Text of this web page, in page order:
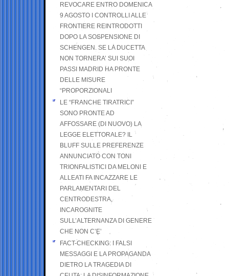
REVOCARE ENTRO DOMENICA
9 AGOSTO I CONTROLLI ALLE
FRONTIERE REINTRODOTTI
DOPO LA SOSPENSIONE DI
SCHENGEN. SE LA DUCETTA
NON TORNERA’ SUI SUOI
PASSI MADRID HA PRONTE
DELLE MISURE
“PROPORZIONALI
LE “FRANCHE TIRATRICI”
SONO PRONTE AD
AFFOSSARE (DI NUOVO) LA
LEGGE ELETTORALE? IL
BLUFF SULLE PREFERENZE
ANNUNCIATO CON TONI
TRIONFALISTICI DA MELONI E
ALLEATI FA INCAZZARE LE
PARLAMENTARI DEL
CENTRODESTRA,
INCAROGNITE
SULL’ALTERNANZA DI GENERE
CHE NON C’E’
FACT-CHECKING: I FALSI
MESSAGGI E LA PROPAGANDA
DIETRO LA TRAGEDIA DI